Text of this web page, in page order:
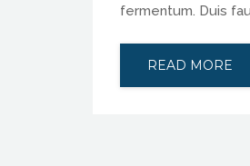
fermentum. Duis
READ MORE